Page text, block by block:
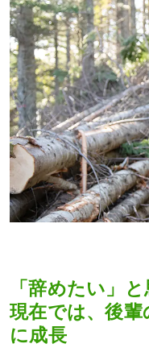
「辞めたい」
現在では、後
に成長